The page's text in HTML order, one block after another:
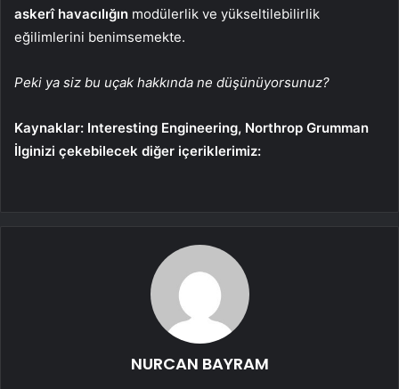
askerî havacılığın modülerlik ve yükseltilebilirlik
eğilimlerini benimsemekte.
Peki ya siz bu uçak hakkında ne düşünüyorsunuz?
Kaynaklar: Interesting Engineering, Northrop Grumman
İlginizi çekebilecek diğer içeriklerimiz:
NURCAN BAYRAM